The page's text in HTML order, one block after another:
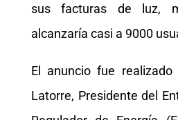
sus facturas de luz,
alcanzaría casi a 9000
El anuncio fue
Latorre, Presidente del